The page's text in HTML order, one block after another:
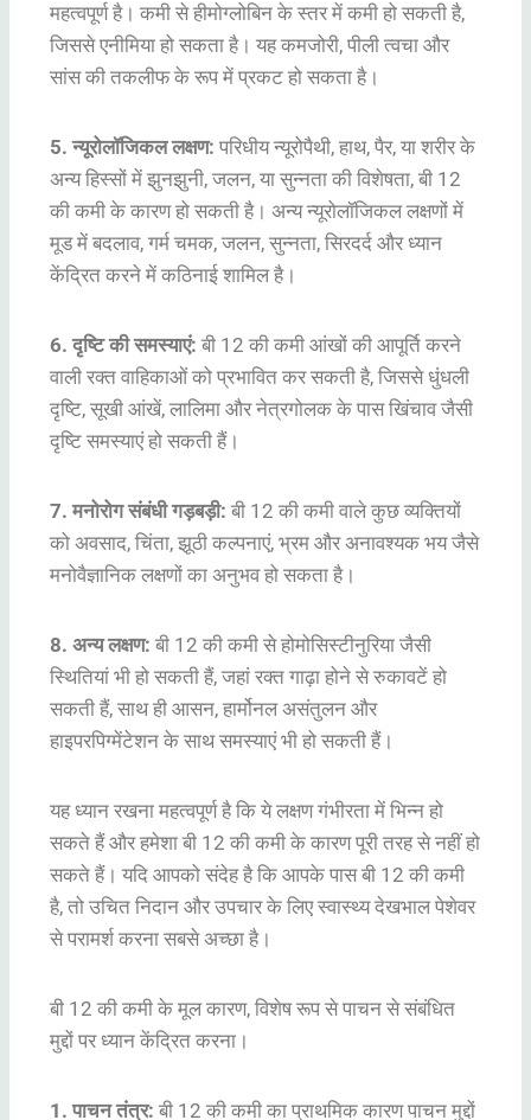
महत्वपूर्ण है। कमी से हीमोग्लोबिन के स्तर में कमी हो सकती है,
जिससे एनीमिया हो सकता है। यह कमजोरी, पीली त्वचा और
सांस की तकलीफ के रूप में प्रकट हो सकता है।
5. न्यूरोलॉजिकल लक्षण: परिधीय न्यूरोपैथी, हाथ, पैर, या शरीर के
अन्य हिस्सों में झुनझुनी, जलन, या सुन्नता की विशेषता, बी 12
की कमी के कारण हो सकती है। अन्य न्यूरोलॉजिकल लक्षणों में
मूड में बदलाव, गर्म चमक, जलन, सुन्नता, सिरदर्द और ध्यान
केंद्रित करने में कठिनाई शामिल है।
6. दृष्टि की समस्याएं: बी 12 की कमी आंखों की आपूर्ति करने
वाली रक्त वाहिकाओं को प्रभावित कर सकती है, जिससे धुंधली
दृष्टि, सूखी आंखें, लालिमा और नेत्रगोलक के पास खिंचाव जैसी
दृष्टि समस्याएं हो सकती हैं।
7. मनोरोग संबंधी गड़बड़ी: बी 12 की कमी वाले कुछ व्यक्तियों
को अवसाद, चिंता, झूठी कल्पनाएं, भ्रम और अनावश्यक भय जैसे
मनोवैज्ञानिक लक्षणों का अनुभव हो सकता है।
8. अन्य लक्षण: बी 12 की कमी से होमोसिस्टीनुरिया जैसी
स्थितियां भी हो सकती हैं, जहां रक्त गाढ़ा होने से रुकावटें हो
सकती हैं, साथ ही आसन, हार्मोनल असंतुलन और
हाइपरपिग्मेंटेशन के साथ समस्याएं भी हो सकती हैं।
यह ध्यान रखना महत्वपूर्ण है कि ये लक्षण गंभीरता में भिन्न हो
सकते हैं और हमेशा बी 12 की कमी के कारण पूरी तरह से नहीं हो
सकते हैं। यदि आपको संदेह है कि आपके पास बी 12 की कमी
है, तो उचित निदान और उपचार के लिए स्वास्थ्य देखभाल पेशेवर
से परामर्श करना सबसे अच्छा है।
बी 12 की कमी के मूल कारण, विशेष रूप से पाचन से संबंधित
मुद्दों पर ध्यान केंद्रित करना।
1. पाचन तंत्र: बी 12 की कमी का प्राथमिक कारण पाचन मुद्दों